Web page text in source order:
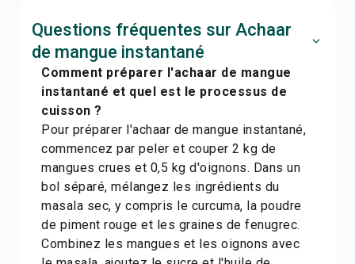
Questions fréquentes sur Achaar
de mangue instantané
Comment préparer l'achaar de mangue
instantané et quel est le processus de
cuisson ?
Pour préparer l'achaar de mangue instantané,
commencez par peler et couper 2 kg de
mangues crues et 0,5 kg d'oignons. Dans un
bol séparé, mélangez les ingrédients du
masala sec, y compris le curcuma, la poudre
de piment rouge et les graines de fenugrec.
Combinez les mangues et les oignons avec